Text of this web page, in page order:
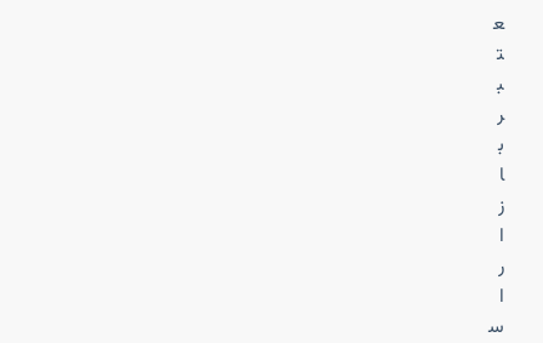
ع
ت
ب
ر
ب
ا
ز
ا
ر
ا
س